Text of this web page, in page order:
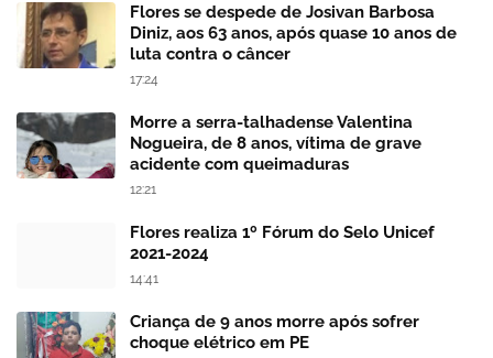
Flores se despede de Josivan Barbosa
Diniz, aos 63 anos, após quase 10 anos de
luta contra o câncer
17:24
Morre a serra-talhadense Valentina
Nogueira, de 8 anos, vítima de grave
acidente com queimaduras
12:21
Flores realiza 1º Fórum do Selo Unicef
2021-2024
14:41
Criança de 9 anos morre após sofrer
choque elétrico em PE